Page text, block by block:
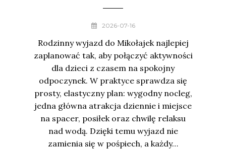
2026-07-16
Rodzinny wyjazd do Mikołajek najlepiej
zaplanować tak, aby połączyć aktywności
dla dzieci z czasem na spokojny
odpoczynek. W praktyce sprawdza się
prosty, elastyczny plan: wygodny nocleg,
jedna główna atrakcja dziennie i miejsce
na spacer, posiłek oraz chwilę relaksu
nad wodą. Dzięki temu wyjazd nie
zamienia się w pośpiech, a każdy…